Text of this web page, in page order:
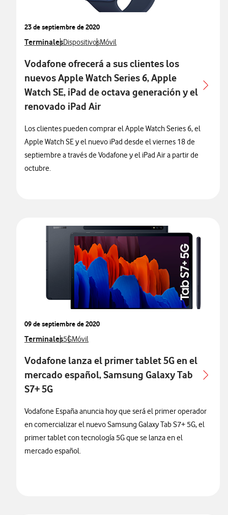
23 de septiembre de 2020
Ver más notas de prensa relacionados con
TerminalesVer más notas de prensa relacionados con
DispositivosVer más notas de prensa relacionados
Móvil
Vodafone ofrecerá a sus clientes los
nuevos Apple Watch Series 6, Apple
Watch SE, iPad de octava generación y el
renovado iPad Air
Los clientes pueden comprar el Apple Watch Series 6, el
Apple Watch SE y el nuevo iPad desde el viernes 18 de
septiembre a través de Vodafone y el iPad Air a partir de
octubre.
09 de septiembre de 2020
Ver más notas de prensa relacionados con
TerminalesVer más notas de prensa relacionados con
5GVer más notas de prensa relacionados con
Móvil
Vodafone lanza el primer tablet 5G en el
mercado español, Samsung Galaxy Tab
S7+ 5G
Vodafone España anuncia hoy que será el primer operador
en comercializar el nuevo Samsung Galaxy Tab S7+ 5G, el
primer tablet con tecnología 5G que se lanza en el
mercado español.